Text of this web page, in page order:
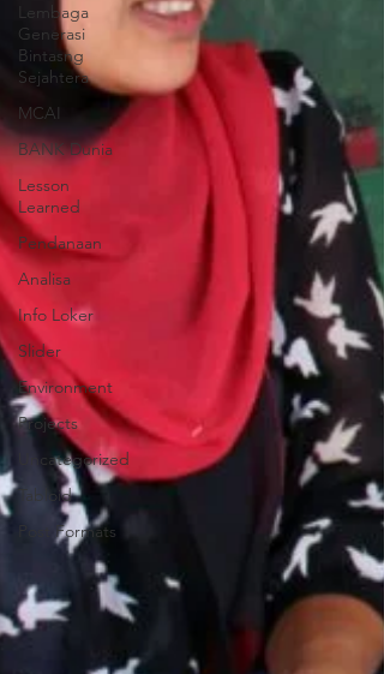
Lembaga
Generasi
Bintasng
Sejahtera
MCAI
BANK Dunia
Lesson
Learned
Pendanaan
Analisa
Info Loker
Slider
Environment
Projects
Uncategorized
Tabloid
Post Formats